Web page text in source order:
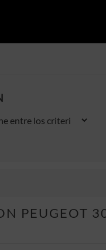
PEUGEOT